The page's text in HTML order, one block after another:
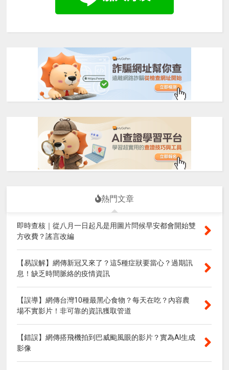
熱門文章
即時查核｜從八月一日起凡是用圖片問候早安都會開始雙
方收費？謠言改編
【易誤解】網傳新冠又來了？這5種症狀要當心？過期訊
息！缺乏時間脈絡的疫情資訊
【誤導】網傳台灣10種最黑心食物？每天在吃？內容農
場不實影片！非可靠的資訊獲取管道
【錯誤】網傳搭飛機拍到巴威颱風眼的影片？實為AI生成
影像